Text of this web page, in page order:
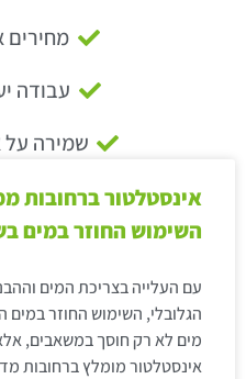
מחירים
עבודה
שמירה על
אינסטלטור ברחובות
השימוש החוזר במים
עם העלייה בצריכת המים
הגלובלי, השימוש החוזר
מים לא רק חוסך במשאבים,
אינסטלטור מומלץ ברחובות